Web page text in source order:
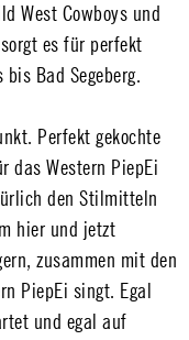
West Cowboys und
es für perfekt
Bad Segeberg.
Perfekt gekochte
das Western PiepEi
den Stilmitteln
hier und jetzt
zusammen mit den
PiepEi singt. Egal
und egal auf